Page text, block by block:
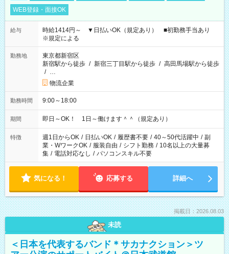
WEB登録・面接OK
給与
時給1414円～ ▼日払いOK（規定あり） ■初勤務手当あり
※規定による
勤務地
東京都新宿区
新宿駅から徒歩 / 新宿三丁目駅から徒歩 / 高田馬場駅から徒歩
/ …
物流企業
勤務時間 9:00～18:00
期間 即日～OK！ 1日～働けます＾＾（規定あり）
特徴 週1日からOK / 日払いOK / 履歴書不要 / 40～50代活躍中 / 副
業・WワークOK / 服装自由 / シフト勤務 / 10名以上の大量募
集 / 電話対応なし / パソコンスキル不要
気になる！ 応募する 詳細へ
掲載日：2026.08.03
未読
＜日本を代表するバンド＊サカナクション＞ツ